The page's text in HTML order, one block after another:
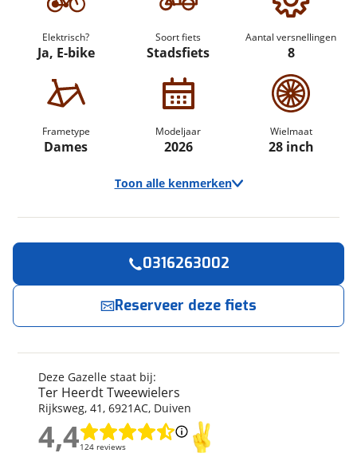
Elektrisch?
Ja, E-bike
Soort fiets
Stadsfiets
Aantal versnellingen
8
Frametype
Dames
Modeljaar
2026
Wielmaat
28 inch
Toon alle kenmerken
Gazelle
Model
Grenoble C8 HMB 540Wh
Soort fiets
Frametype
Dames
Framehoogte
46 cm
Wielmaat
28 inch
Deze Gazelle staat bij:
Ter Heerdt Tweewielers
Rijksweg, 41, 6921AC, Duiven
4,4124 reviews
4,4
0316263002
Reserveer deze fiets
nu!
Ter Heerdt Tweewielers neemt snel contact met
Naam